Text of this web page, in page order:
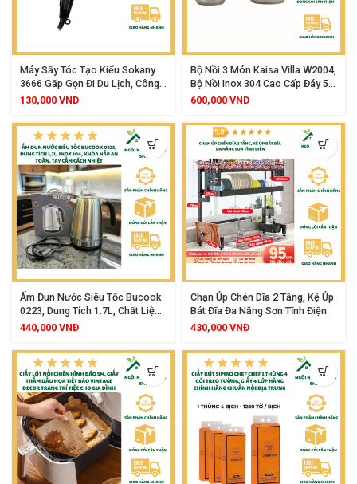
Máy Sấy Tóc Tạo Kiểu Sokany
3666 Gấp Gọn Đi Du Lịch, Công
Suất 1000W, Tạo Ion Âm Chăm
130,000 VNĐ
Bộ Nồi 3 Món Kaisa Villa W2004,
Bộ Nồi Inox 304 Cao Cấp Đáy 5
Lớp Kèm Nắp Kính
600,000 VNĐ
Ấm Đun Nước Siêu Tốc Bucook
0223, Dung Tích 1.7L, Chất Liệu
Inox 304 Cao Cấp, Công Suất
Cầm Cách Nhiệt, Đế Xoay 360
Độ, Tự Ngắt Khi Sôi
440,000 VNĐ
Chạn Úp Chén Dĩa 2 Tầng, Kệ Úp
Bát Đĩa Đa Năng Sơn Tĩnh Điện
430,000 VNĐ